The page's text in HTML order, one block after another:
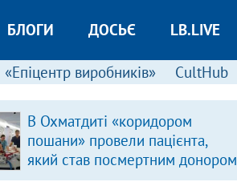
БЛОГИ ДОСЬЄ LB.LIVE
«Епіцентр виробників» CultHub
В Охматдиті «коридором
пошани» провели пацієнта,
який став посмертним донором